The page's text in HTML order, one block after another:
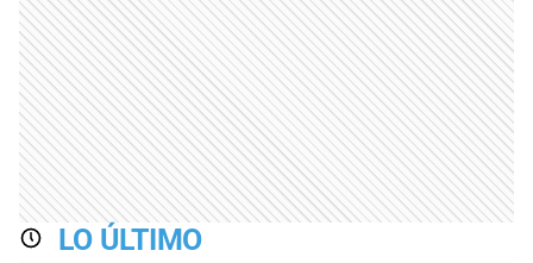
LO ÚLTIMO